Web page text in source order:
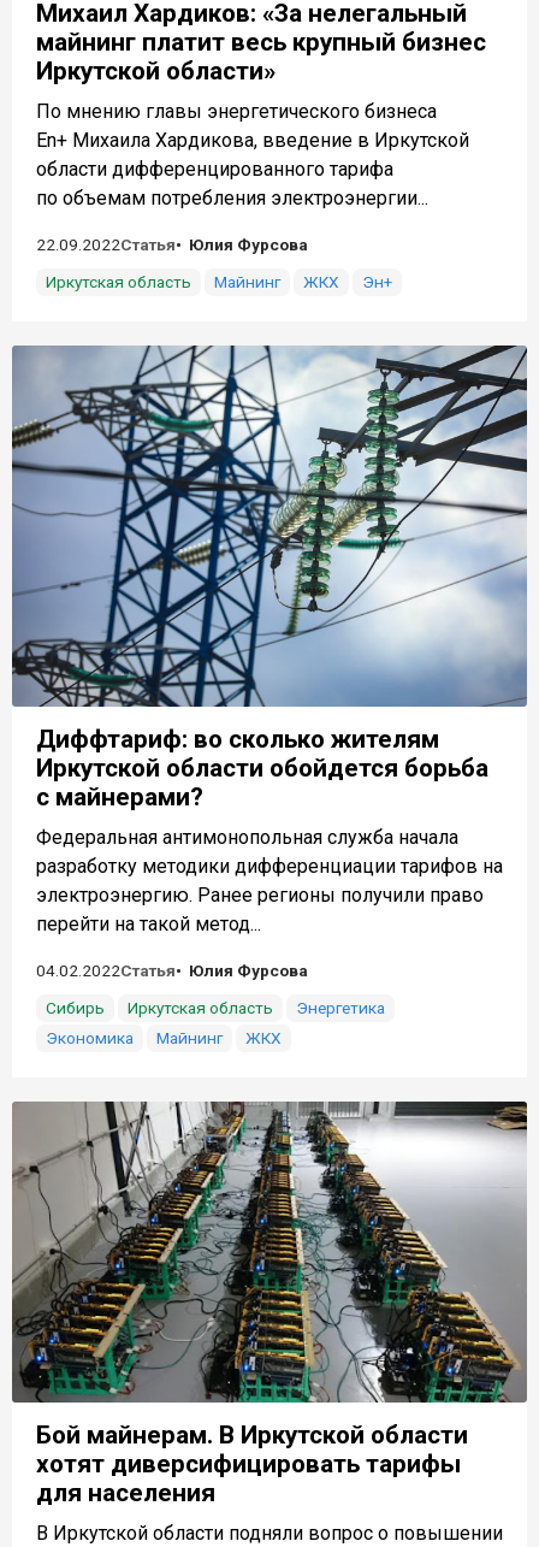
Михаил Хардиков: «За нелегальный
майнинг платит весь крупный бизнес
Иркутской области»
По мнению главы энергетического бизнеса
En+ Михаила Хардикова, введение в Иркутской
области дифференцированного тарифа
по объемам потребления электроэнергии...
22.09.2022Статья
Юлия Фурсова
Иркутская область
Майнинг ЖКХ Эн+
Диффтариф: во сколько жителям
Иркутской области обойдется борьба
с майнерами?
Федеральная антимонопольная служба начала
разработку методики дифференциации тарифов на
электроэнергию. Ранее регионы получили право
перейти на такой метод...
04.02.2022Статья
Юлия Фурсова
Сибирь
Иркутская область
Энергетика
Экономика
Майнинг ЖКХ
Бой майнерам. В Иркутской области
хотят диверсифицировать тарифы
для населения
В Иркутской области подняли вопрос о повышении